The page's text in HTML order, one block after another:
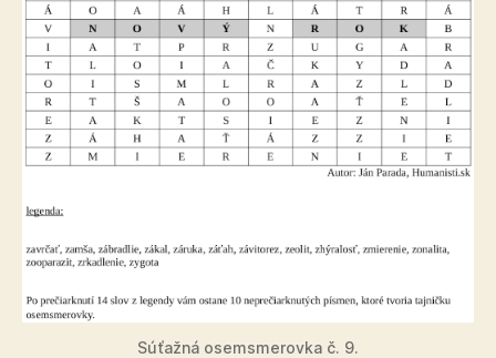
Súťažná osemsmerovka č. 9.